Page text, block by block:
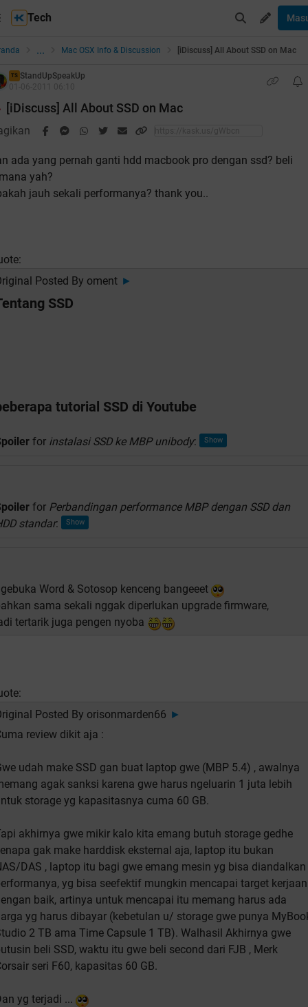
Tech
... Mac OSX Info & Discussion [iDiscuss] All About SSD on Mac
TS StandUpSpeakUp
[iDiscuss] All About SSD on Mac
ada yang pernah ganti hdd macbook pro dengan ssd? beli
yah?
jauh sekali performanya? thank you..
Posted By oment ►
SSD
tutorial SSD di Youtube
for instalasi SSD ke MBP unibody:
for Perbandingan performance MBP dengan SSD dan
standar:
Word & Sotosop kenceng bangeeet
sama sekali nggak diperlukan upgrade firmware,
tertarik juga pengen nyoba
Posted By orisonmarden66 ►
review dikit aja :
udah make SSD gan buat laptop gwe (MBP 5.4) , awalnya
agak sanksi karena gwe harus ngeluarin 1 juta lebih
storage yg kapasitasnya cuma 60 GB.
akhirnya gwe mikir kalo kita emang butuh storage gedhe
gak make harddisk eksternal aja, laptop itu bukan
DAS , laptop itu bagi gwe emang mesin yg bisa diandalkan
yg bisa seefektif mungkin mencapai target kerjaan
baik, artinya untuk mencapai itu memang harus ada
yg harus dibayar (kebetulan u/ storage gwe punya
2 TB ama Time Capsule 1 TB). Walhasil Akhirnya gwe
beli SSD, waktu itu gwe beli second dari FJB , Merk
seri F60, kapasitas 60 GB.
yg terjadi ...